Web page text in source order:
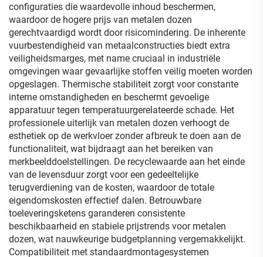
configuraties die waardevolle inhoud beschermen,
waardoor de hogere prijs van metalen dozen
gerechtvaardigd wordt door risicomindering. De inherente
vuurbestendigheid van metaalconstructies biedt extra
veiligheidsmarges, met name cruciaal in industriële
omgevingen waar gevaarlijke stoffen veilig moeten worden
opgeslagen. Thermische stabiliteit zorgt voor constante
interne omstandigheden en beschermt gevoelige
apparatuur tegen temperatuurgerelateerde schade. Het
professionele uiterlijk van metalen dozen verhoogt de
esthetiek op de werkvloer zonder afbreuk te doen aan de
functionaliteit, wat bijdraagt aan het bereiken van
merkbeelddoelstellingen. De recyclewaarde aan het einde
van de levensduur zorgt voor een gedeeltelijke
terugverdiening van de kosten, waardoor de totale
eigendomskosten effectief dalen. Betrouwbare
toeleveringsketens garanderen consistente
beschikbaarheid en stabiele prijstrends voor metalen
dozen, wat nauwkeurige budgetplanning vergemakkelijkt.
Compatibiliteit met standaardmontagesystemen